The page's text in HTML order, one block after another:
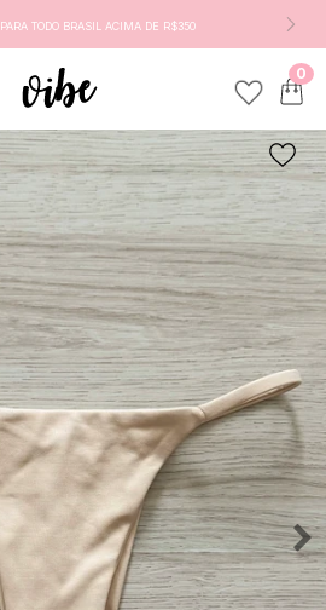
PARA TODO BRASIL ACIMA DE R$350
0